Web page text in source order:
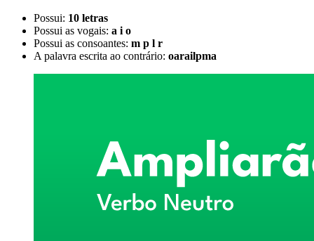
Possui: 10 letras
Possui as vogais: a i o
Possui as consoantes: m p l r
A palavra escrita ao contrário: oarailpma